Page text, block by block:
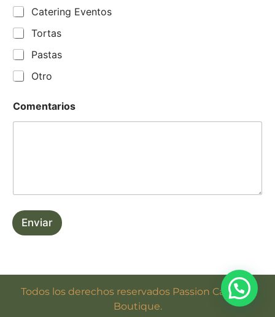
Catering Eventos
Tortas
Pastas
Otro
Comentarios
Enviar
Todos los derechos reservados Passion Catering
Boutique.